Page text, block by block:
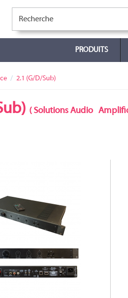
PRODUITS
2.1 (G/D/Sub)
(Solutions Audio
A2.1
3 canaux
@ 4Ω : 2x65W / 170W
@ 8Ω : 2x40W / 70W
@ 2Ω : 2x110W / NC